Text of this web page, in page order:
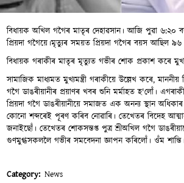
বিধায়ক অখিল গগৈৰ মাতৃৰ দেহাৱসান। আজি পুৱা ৬:২০
প্ৰিয়দা গগৈয়ে।মৃত্যুৰ সময়ত প্ৰিয়দা গগৈৰ বয়স আছিল ৯৬
বিধায়ক গৰাকীৰ মাতৃৰ মৃত্যুত গভীৰ শোক প্ৰকাশ কৰে
সামাজিক মাধ্যমত মুখ্যমন্ত্ৰী গৰাকীয়ে উল্লেখ কৰে, মাননীয়
গগৈ ডাঙৰীয়ানীৰ প্ৰয়াণৰ খবৰ শুনি মর্মাহত হ'লোঁ।
প্ৰিয়দা গগৈ ডাঙৰীয়ানীয়ে সমাজত এক অনন্য স্থান
কোনো শব্দৰেই পূৰণ কৰিব নোৱাৰি। তেখেতৰ বিদেহ আত্মাৰ
জনাইছোঁ। তেখেতৰ শোকসন্তপ্ত পুত্র শ্রীঅখিল গগৈ
গুণমুগ্ধসকললৈ গভীৰ সমবেদনা জ্ঞাপন কৰিলোঁ। ওঁম শান্তি।
Category News